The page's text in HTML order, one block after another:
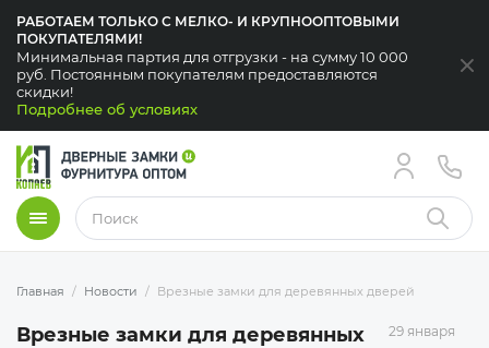
РАБОТАЕМ ТОЛЬКО С МЕЛКО- И КРУПНООПТОВЫМИ
ПОКУПАТЕЛЯМИ!
Минимальная партия для отгрузки - на сумму 10 000
руб. Постоянным покупателям предоставляются
скидки!
Подробнее об условиях
Меню Найти
Главная Новости Врезные замки для деревянных дверей
Врезные замки для деревянных
29 января